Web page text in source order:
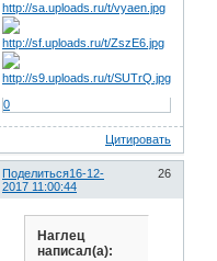
0
Цитировать
Поделиться 26
16-12-
2017 11:00:44
Наглец
написал(а):